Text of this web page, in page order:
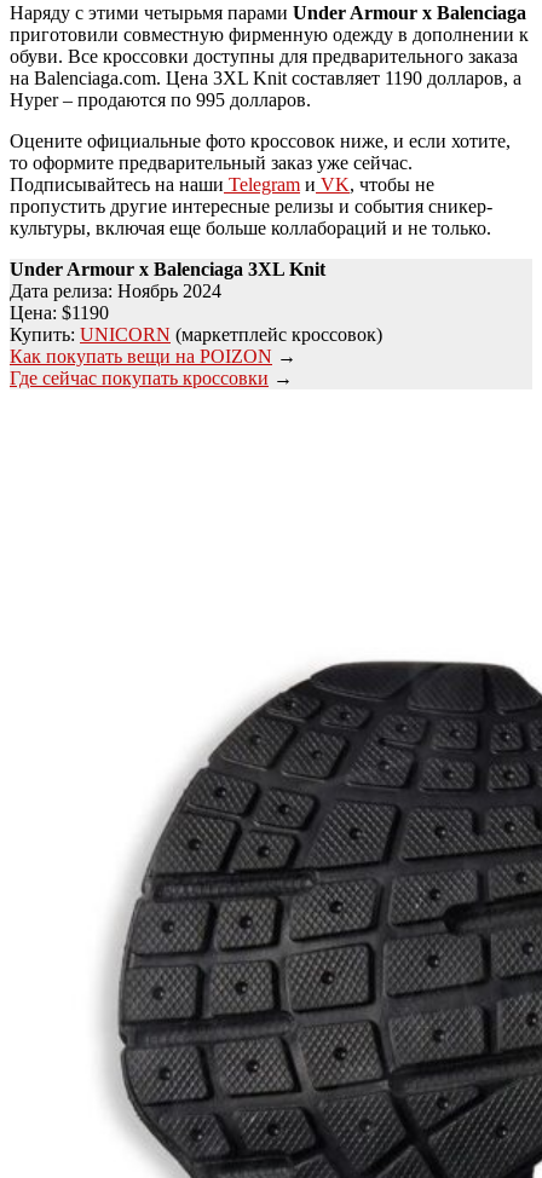
Наряду с этими четырьмя парами Under Armour x Balenciaga
приготовили совместную фирменную одежду в дополнении к
обуви. Все кроссовки доступны для предварительного заказа
на Balenciaga.com. Цена 3XL Knit составляет 1190 долларов, а
Hyper – продаются по 995 долларов.
Оцените официальные фото кроссовок ниже, и если хотите,
то оформите предварительный заказ уже сейчас.
Подписывайтесь на наши Telegram и VK, чтобы не
пропустить другие интересные релизы и события сникер-
культуры, включая еще больше коллабораций и не только.
Under Armour x Balenciaga 3XL Knit
Дата релиза: Ноябрь 2024
Цена: $1190
Купить: UNICORN (маркетплейс кроссовок)
Как покупать вещи на POIZON →
Где сейчас покупать кроссовки →